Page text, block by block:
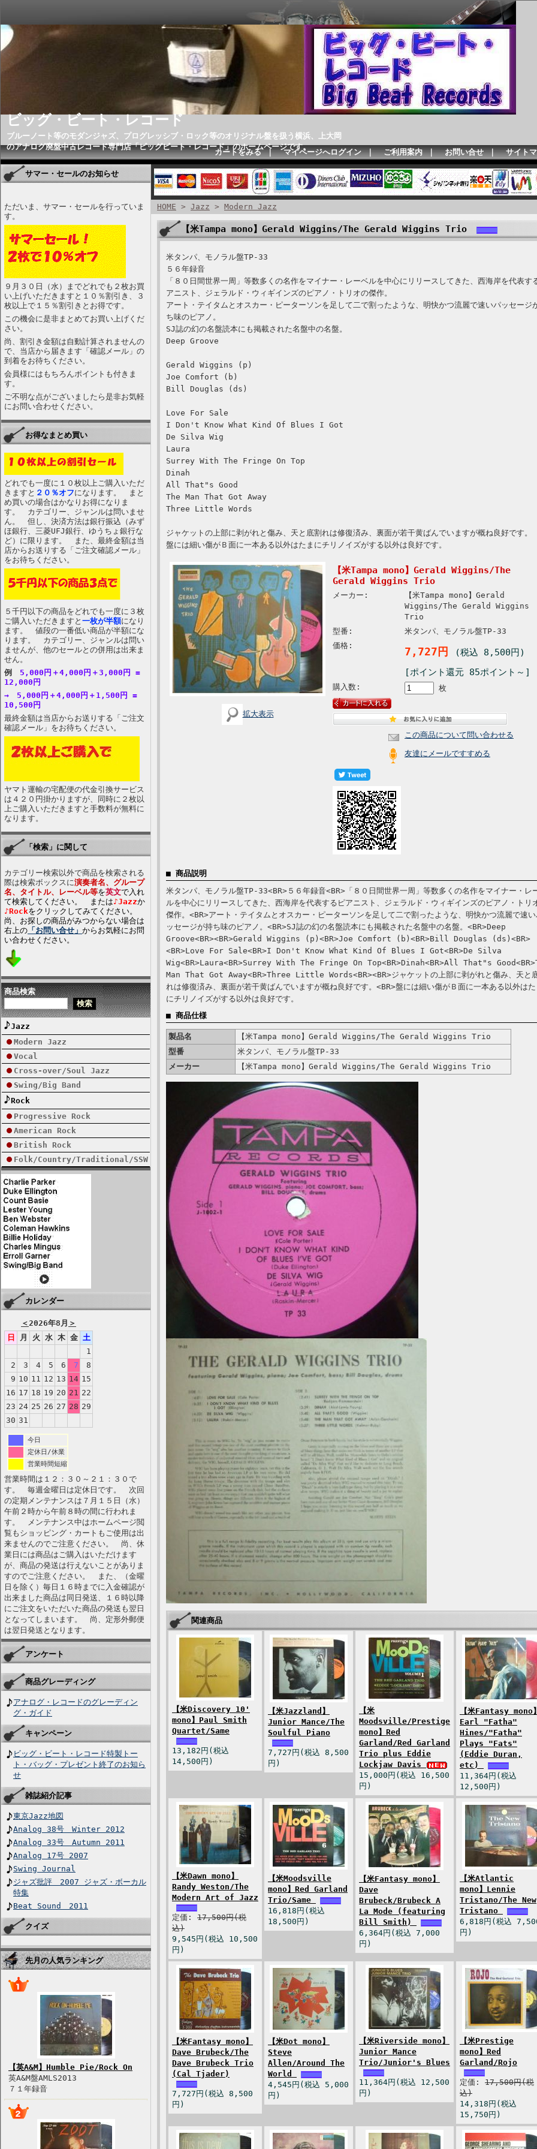
ビッグ・ビート・レコード
ブルーノート等のモダンジャズ、プログレッシブ・ロック等のオリジナル盤を扱う横浜、上大岡
のアナログ廃盤中古レコード専門店「ビッグビート・レコード」のホームページです。
カートをみる｜ マイページへログイン｜ ご利用案内｜ お問い合せ｜ サイト
サマー・セールのお知らせ
ただいま、サマー・セールを行っていま
す。
９月３０日（水）までどれでも２枚お買
い上げいただきますと１０％割引き、３
枚以上で１５％割引きとお得です。
この機会に是非まとめてお買い上げくだ
さい。
尚、割引き金額は自動計算されませんの
で、当店から届きます「確認メール」の
到着をお待ちください。
会員様にはもちろんポイントも付きま
す。
ご不明な点がございましたら是非お気軽
にお問い合わせください。
お得なまとめ買い
どれでも一度に１０枚以上ご購入いただ
きますと ２０％オフになります。 まと
め買いの場合はかなりお得になりま
す。 カテゴリー、ジャンルは問いませ
ん。 但し、決済方法は銀行振込（みず
ほ銀行、三菱UFJ銀行、ゆうちょ銀行な
ど）に限ります。 また、最終金額は当
店からお送りする「ご注文確認メール」
をお待ちください。
５千円以下の商品をどれでも一度に３枚
ご購入いただきますと 一枚が半額になり
ます。 値段の一番低い商品が半額にな
ります。 カテゴリー、ジャンルは問い
ませんが、他のセールとの併用は出来ま
せん。
例
5,000円＋4,000円＋3,000円 =
12,000円
→ 5,000円＋4,000円＋1,500円 =
10,500円
最終金額は当店からお送りする「ご注文
確認メール」をお待ちください。
ヤマト運輸の宅配便の代金引換サービス
は４２０円掛かりますが、同時に２枚以
上ご購入いただきますと手数料が無料に
なります。
「検索」に関して
カテゴリー検索以外で商品を検索される
際は検索ボックスに演奏者名、グループ
名、タイトル、レーベル等を英文で入れ
て検索してください。 または♪Jazzか
♪Rockをクリックしてみてください。
尚、お探しの商品がみつからない場合は
右上の 「お問い合せ」 からお気軽にお問
い合わせください。
商品検索
Jazz
Modern Jazz
Vocal
Cross-over/Soul Jazz
Swing/Big Band
Rock
Progressive Rock
American Rock
British Rock
Folk/Country/Traditional/SSW
カレンダー
＜2026年8月 ＞
日
月 火 水 木 金 土
1
2
3 4 5 6 7
8
9 10 11 12 13 14 15
16 17 18 19 20 21 22
23 24 25 26 27 28 29
30 31
今日
定休日/休業
営業時間短縮
営業時間は１２：３０～２１：３０で
す。 毎週金曜日は定休日です。 次回
の定期メンテナンスは７月１５日（水）
午前２時から午前８時の間に行われま
す。 メンテナンス中はホームページ閲
覧もショッピング・カートもご使用は出
来ませんのでご注意ください。 尚、休
業日には商品はご購入はいただけます
が、商品の発送は行えないことがありま
すのでご注意ください。 また、（金曜
日を除く）毎日１６時までに入金確認が
出来ました商品は同日発送、１６時以降
にご注文をいただいた商品の発送も翌日
となってしまいます。 尚、定形外郵便
は翌日発送となります。
アンケート
商品グレーディング
アナログ・レコードのグレーディン
グ・ガイド
キャンペーン
ビッグ・ビート・レコード特製トー
ト・バッグ・プレゼント終了のお知ら
せ
雑誌紹介記事
東京Jazz地図
Analog 38号 Winter 2012
Analog 33号 Autumn 2011
Analog 17号 2007
Swing Journal
ジャズ批評 2007 ジャズ・ボーカル
特集
Beat Sound 2011
クイズ
先月の人気ランキング
【英A&M】Humble Pie/Rock On
英A&M盤AMLS2013
７１年録音
HOME > Jazz > Modern Jazz
【米Tampa mono】Gerald Wiggins/The Gerald Wiggins Trio
米タンパ、モノラル盤TP-33
５６年録音
「８０日間世界一周」等数多くの名作をマイナー・レーベルを中心にリリースしてきた、西海岸を代表す
アニスト、ジェラルド・ウィギインズのピアノ・トリオの傑作。
アート・テイタムとオスカー・ピーターソンを足して二で割ったような、明快かつ流麗で速いパッセージ
ち味のピアノ。
SJ誌の幻の名盤読本にも掲載された名盤中の名盤。
Deep Groove
Gerald Wiggins (p)
Joe Comfort (b)
Bill Douglas (ds)
Love For Sale
I Don't Know What Kind Of Blues I Got
De Silva Wig
Laura
Surrey With The Fringe On Top
Dinah
All That"s Good
The Man That Got Away
Three Little Words
ジャケットの上部に剥がれと傷み、天と底割れは修復済み、裏面が若干黄ばんでいますが概ね良好です。
盤には細い傷がＢ面に一本ある以外はたまにチリノイズがする以外は良好です。
拡大表示
【米Tampa mono】Gerald Wiggins/The
Gerald Wiggins Trio
メーカー:
【米Tampa mono】Gerald
Wiggins/The Gerald Wiggins
Trio
型番:
米タンパ、モノラル盤TP-33
価格:
7,727円
(税込 8,500円)
[ポイント還元 85ポイント～]
購入数: 枚
この商品について問い合わせる
友達にメールですすめる
■ 商品説明
米タンパ、モノラル盤TP-33<BR>５６年録音<BR>「８０日間世界一周」等数多くの名作をマイナー・レ
ルを中心にリリースしてきた、西海岸を代表するピアニスト、ジェラルド・ウィギインズのピアノ・トリ
傑作。<BR>アート・テイタムとオスカー・ピーターソンを足して二で割ったような、明快かつ流麗で速
ッセージが持ち味のピアノ。<BR>SJ誌の幻の名盤読本にも掲載された名盤中の名盤。<BR>Deep
Groove<BR><BR>Gerald Wiggins (p)<BR>Joe Comfort (b)<BR>Bill Douglas (ds)<BR>
<BR>Love For Sale<BR>I Don't Know What Kind Of Blues I Got<BR>De Silva
Wig<BR>Laura<BR>Surrey With The Fringe On Top<BR>Dinah<BR>All That"s
Man That Got Away<BR>Three Little Words<BR><BR>ジャケットの上部に剥がれと傷み、天と
れは修復済み、裏面が若干黄ばんでいますが概ね良好です。<BR>盤には細い傷がＢ面に一本ある以外は
にチリノイズがする以外は良好です。
■ 商品仕様
製品名
【米Tampa mono】Gerald Wiggins/The Gerald Wiggins Trio
型番
米タンパ、モノラル盤TP-33
メーカー
【米Tampa mono】Gerald Wiggins/The Gerald Wiggins Trio
関連商品
【米Discovery 10'
mono】Paul Smith
Quartet/Same
13,182円(税込
14,500円)
【米Jazzland】
Junior Mance/The
Soulful Piano
7,727円(税込 8,500
円)
【米
Moodsville/Prestige
mono】Red
Garland/Red Garland
Trio plus Eddie
Lockjaw Davis
15,000円(税込 16,500
円)
【米Fantasy mono
Earl "Fatha"
Hines/"Fatha"
Plays "Fats"
(Eddie Duran,
etc)
11,364円(税込
12,500円)
【米Dawn mono】
Randy Weston/The
Modern Art of Jazz
定価: 17,500円(税
込)
9,545円(税込 10,500
円)
【米Moodsville
mono】Red Garland
Trio/Same
16,818円(税込
18,500円)
【米Fantasy mono】
Dave
Brubeck/Brubeck A
La Mode (featuring
Bill Smith)
6,364円(税込 7,000
円)
【米Atlantic
mono】Lennie
Tristano/The New
Tristano
6,818円(税込
円)
【米Fantasy mono】
Dave Brubeck/The
Dave Brubeck Trio
(Cal Tjader)
7,727円(税込 8,500
円)
【米Dot mono】
Steve
Allen/Around The
World
4,545円(税込 5,000
円)
【米Riverside mono】
Junior Mance
Trio/Junior's Blues
11,364円(税込 12,500
円)
【米Prestige
mono】Red
Garland/Rojo
定価: 17,500円(税
込)
14,318円(税込
15,750円)